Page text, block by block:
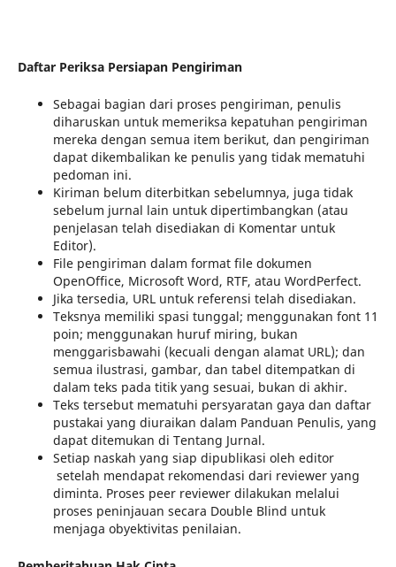
Daftar Periksa Persiapan Pengiriman
Sebagai bagian dari proses pengiriman, penulis
diharuskan untuk memeriksa kepatuhan pengiriman
mereka dengan semua item berikut, dan pengiriman
dapat dikembalikan ke penulis yang tidak mematuhi
pedoman ini.
Kiriman belum diterbitkan sebelumnya, juga tidak
sebelum jurnal lain untuk dipertimbangkan (atau
penjelasan telah disediakan di Komentar untuk
Editor).
File pengiriman dalam format file dokumen
OpenOffice, Microsoft Word, RTF, atau WordPerfect.
Jika tersedia, URL untuk referensi telah disediakan.
Teksnya memiliki spasi tunggal; menggunakan font 11
poin; menggunakan huruf miring, bukan
menggarisbawahi (kecuali dengan alamat URL); dan
semua ilustrasi, gambar, dan tabel ditempatkan di
dalam teks pada titik yang sesuai, bukan di akhir.
Teks tersebut mematuhi persyaratan gaya dan daftar
pustakai yang diuraikan dalam Panduan Penulis, yang
dapat ditemukan di Tentang Jurnal.
Setiap naskah yang siap dipublikasi oleh editor
setelah mendapat rekomendasi dari reviewer yang
diminta. Proses peer reviewer dilakukan melalui
proses peninjauan secara Double Blind untuk
menjaga obyektivitas penilaian.